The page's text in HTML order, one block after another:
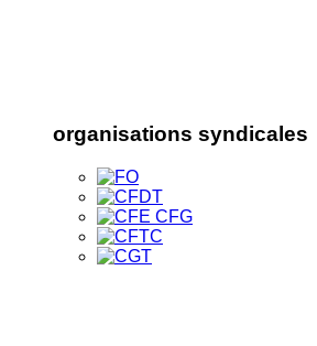
organisations syndicales